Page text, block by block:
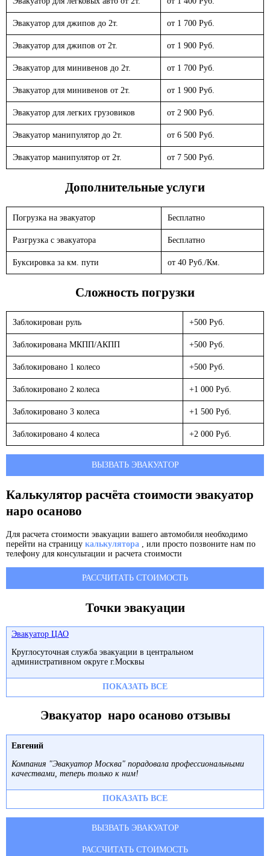
Эвакуатор для джипов до 2т. от 1 700 Руб.
Эвакуатор для джипов от 2т. от 1 900 Руб.
Эвакуатор для минивенов до 2т. от 1 700 Руб.
Эвакуатор для минивенов от 2т. от 1 900 Руб.
Эвакуатор для легких грузовиков от 2 900 Руб.
Эвакуатор манипулятор до 2т. от 6 500 Руб.
Эвакуатор манипулятор от 2т. от 7 500 Руб.
Дополнительные услуги
Погрузка на эвакуатор Бесплатно
Разгрузка с эвакуатора Бесплатно
Буксировка за км. пути от 40 Руб./Км.
Сложность погрузки
Заблокирован руль +500 Руб.
Заблокирована МКПП/АКПП +500 Руб.
Заблокировано 1 колесо +500 Руб.
Заблокировано 2 колеса +1 000 Руб.
Заблокировано 3 колеса +1 500 Руб.
Заблокировано 4 колеса +2 000 Руб.
ВЫЗВАТЬ ЭВАКУАТОР
Калькулятор расчёта стоимости эвакуатор
наро осаново
Для расчета стоимости эвакуации вашего автомобиля необходимо
перейти на страницу калькулятора , или просто позвоните нам по
телефону для консультации и расчета стоимости
РАССЧИТАТЬ СТОИМОСТЬ
Точки эвакуации
Эвакуатор ЦАО
Круглосуточная служба эвакуации в центральном
административном округе г.Москвы
ПОКАЗАТЬ ВСЕ
Эвакуатор наро осаново отзывы
Евгений
Компания "Эвакуатор Москва" порадовала профессиональными
качествами, теперь только к ним!
ПОКАЗАТЬ ВСЕ
ВЫЗВАТЬ ЭВАКУАТОР
РАССЧИТАТЬ СТОИМОСТЬ